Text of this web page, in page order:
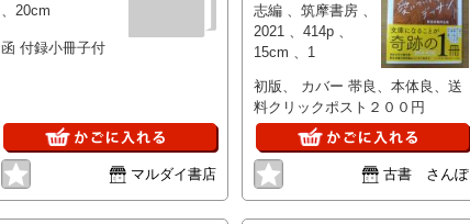
、20cm
函 付録小冊子付
マルダイ書店
志編 、筑摩書房 、
2021 、414p 、
15cm 、1
初版、 カバー 帯良、本体良、送
料クリックポスト２００円
古書 さんぽ